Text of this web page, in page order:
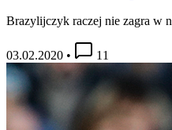
Brazylijczyk raczej nie zagra w
03.02.2020 • 11